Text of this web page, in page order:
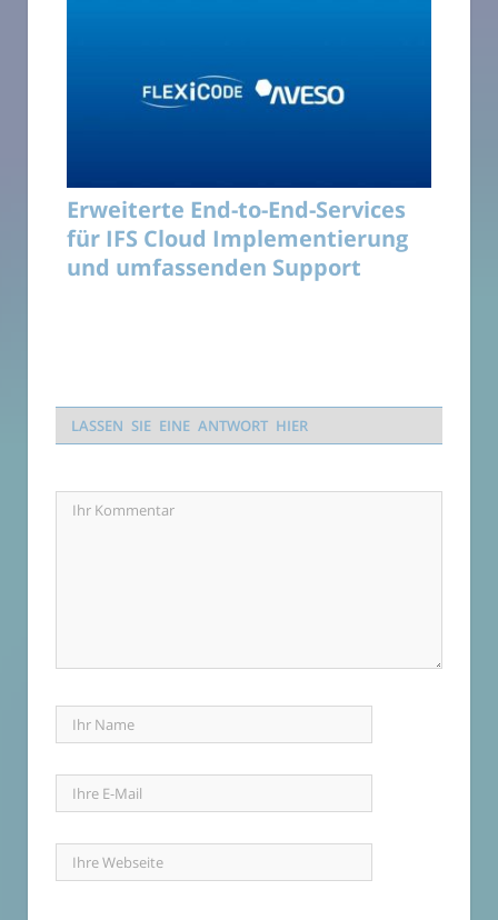
Erweiterte End-to-End-Services
für IFS Cloud Implementierung
und umfassenden Support
LASSEN SIE EINE ANTWORT HIER